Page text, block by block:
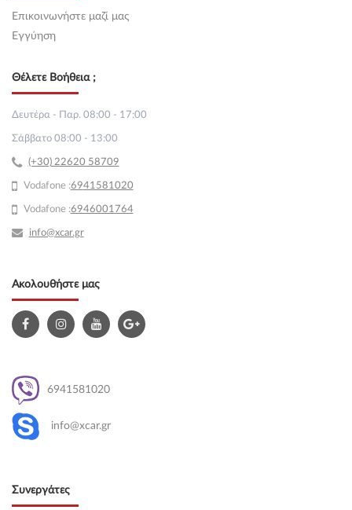
Επικοινωνήστε μαζί μας
Εγγύηση
Θέλετε Βοήθεια ;
Δευτέρα - Παρ. 08:00 - 17:00
Σάββατο 08:00 - 13:00
(+30) 22620 58709
Vodafone :6941581020
Vodafone :6946001764
info@xcar.gr
Ακολουθήστε μας
6941581020
info@xcar.gr
Συνεργάτες